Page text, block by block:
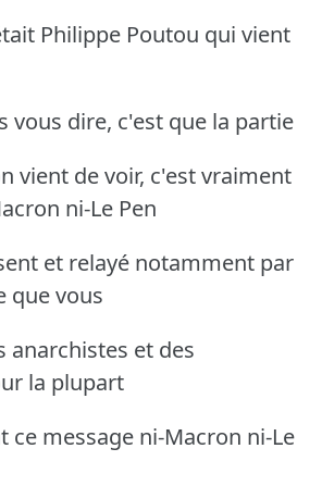
Philippe Poutou qui vient
vous dire, c'est que la partie
vient de voir, c'est vraiment
ni-Le Pen
et relayé notamment par
que vous
anarchistes et des
la plupart
ce message ni-Macron ni-Le